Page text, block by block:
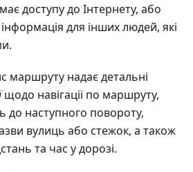
доступу до Інтернету, або
для інших людей, які
маршруту надає детальні
щодо навігації по маршруту,
до наступного повороту,
вулиць або стежок, а також
та час у дорозі.